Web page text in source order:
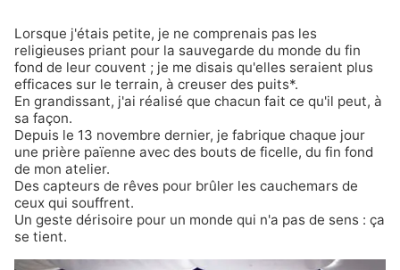
Lorsque j'étais petite, je ne comprenais pas les
religieuses priant pour la sauvegarde du monde du fin
fond de leur couvent ; je me disais qu'elles seraient plus
efficaces sur le terrain, à creuser des puits*.
En grandissant, j'ai réalisé que chacun fait ce qu'il peut, à
sa façon.
Depuis le 13 novembre dernier, je fabrique chaque jour
une prière païenne avec des bouts de ficelle, du fin fond
de mon atelier.
Des capteurs de rêves pour brûler les cauchemars de
ceux qui souffrent.
Un geste dérisoire pour un monde qui n'a pas de sens : ça
se tient.